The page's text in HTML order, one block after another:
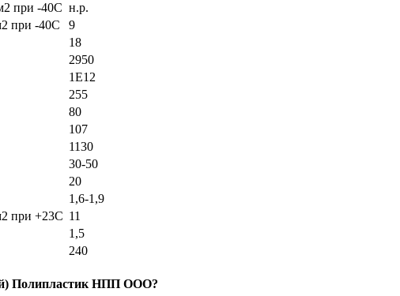
при -40С н.р.
при -40С
9
18
2950
1E12
255
80
107
1130
30-50
20
1,6-1,9
при +23С 11
1,5
240
Полипластик НПП ООО?